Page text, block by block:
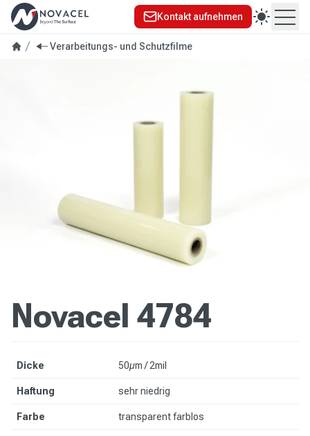
Kontakt aufnehmen
Verarbeitungs- und Schutzfilme
Novacel 4784
Dicke 50µm / 2mil
Haftung sehr niedrig
Farbe transparent farblos